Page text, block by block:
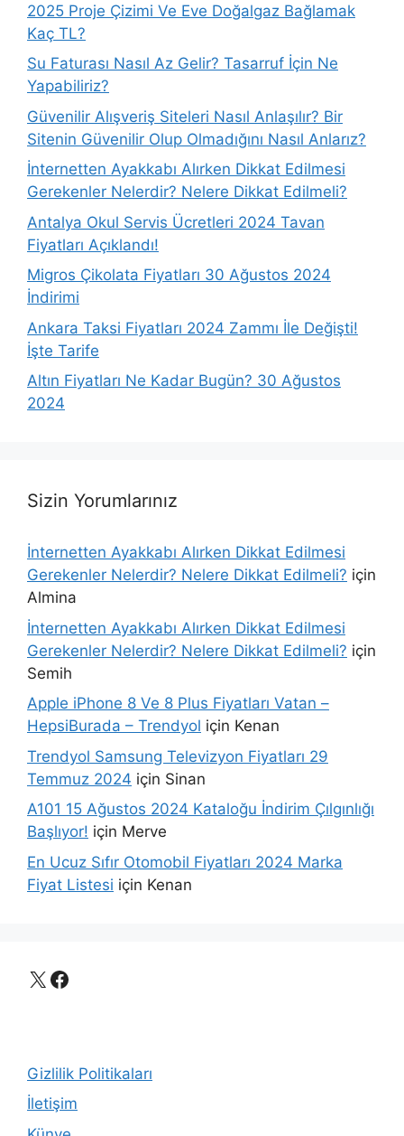
2025 Proje Çizimi Ve Eve Doğalgaz Bağlamak
Kaç TL?
Su Faturası Nasıl Az Gelir? Tasarruf İçin Ne
Yapabiliriz?
Güvenilir Alışveriş Siteleri Nasıl Anlaşılır? Bir
Sitenin Güvenilir Olup Olmadığını Nasıl Anlarız?
İnternetten Ayakkabı Alırken Dikkat Edilmesi
Gerekenler Nelerdir? Nelere Dikkat Edilmeli?
Antalya Okul Servis Ücretleri 2024 Tavan
Fiyatları Açıklandı!
Migros Çikolata Fiyatları 30 Ağustos 2024
İndirimi
Ankara Taksi Fiyatları 2024 Zammı İle Değişti!
İşte Tarife
Altın Fiyatları Ne Kadar Bugün? 30 Ağustos
2024
Sizin Yorumlarınız
İnternetten Ayakkabı Alırken Dikkat Edilmesi
Gerekenler Nelerdir? Nelere Dikkat Edilmeli? için
Almina
İnternetten Ayakkabı Alırken Dikkat Edilmesi
Gerekenler Nelerdir? Nelere Dikkat Edilmeli? için
Semih
Apple iPhone 8 Ve 8 Plus Fiyatları Vatan –
HepsiBurada – Trendyol için Kenan
Trendyol Samsung Televizyon Fiyatları 29
Temmuz 2024 için Sinan
A101 15 Ağustos 2024 Kataloğu İndirim Çılgınlığı
Başlıyor! için Merve
En Ucuz Sıfır Otomobil Fiyatları 2024 Marka
Fiyat Listesi için Kenan
X Facebook
Gizlilik Politikaları
İletişim